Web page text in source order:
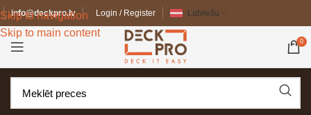
Skip to navigation
Skip to main content
info@deckpro.lv Login / Register Latviešu
0